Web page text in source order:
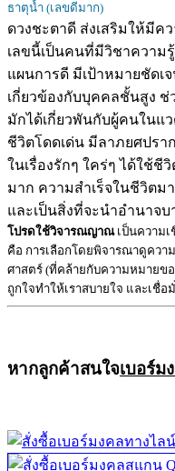
ธาตุน้ำ (เลขดีมาก)
ดวงชะตาดี ส่งเสริมให้มีค
เลขนี้เป็นคนที่มีวิชาความ
แผนการดี มีเป้าหมายชัด
เกี่ยวข้องกับบุคคลชั้นสูง ช่
มักได้เกี่ยวพันกับผู้คนในแ
ชีวิตโดดเด่น มีลาภยศปร
ในเรื่องรักๆ ใคร่ๆ ได้ใช้ชี
มาก ความสำเร็จในชีวิตม
และเป็นสิ่งที่จะนำอำนาจบ
โปรดใช้วิจารณญาณเป็นความเ
คือ การเลือกโดยพิจารณาดูควา
ศาสตร์ (ที่คล้ายกับความหมายข
ถูกใจทำให้เราสบายใจ และเชื่
หากลูกค้าสนใจเบอร์ม